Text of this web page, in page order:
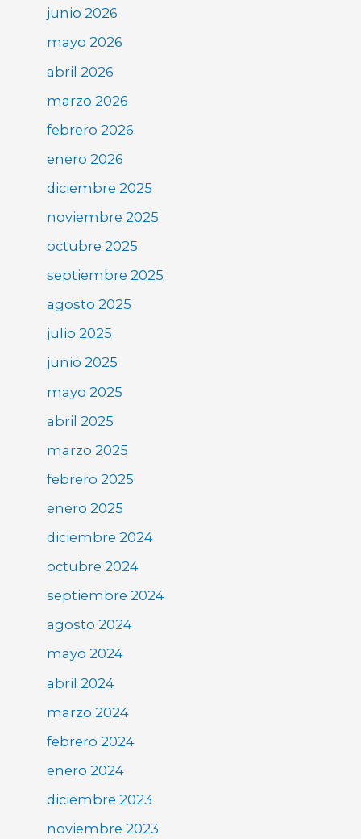
junio 2026
mayo 2026
abril 2026
marzo 2026
febrero 2026
enero 2026
diciembre 2025
noviembre 2025
octubre 2025
septiembre 2025
agosto 2025
julio 2025
junio 2025
mayo 2025
abril 2025
marzo 2025
febrero 2025
enero 2025
diciembre 2024
octubre 2024
septiembre 2024
agosto 2024
mayo 2024
abril 2024
marzo 2024
febrero 2024
enero 2024
diciembre 2023
noviembre 2023